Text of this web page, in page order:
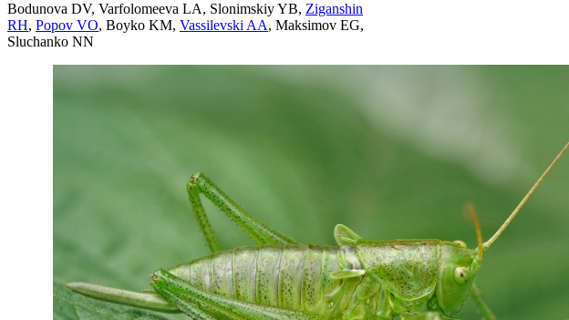
Bodunova DV, Varfolomeeva LA, Slonimskiy YB, Ziganshin
RH, Popov VO, Boyko KM, Vassilevski AA, Maksimov EG,
Sluchanko NN